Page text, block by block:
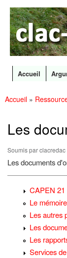
CLAC
Info
Les
grands
canaux
en
Menu principal
Accueil
Accueil »
Les
Soumis parclacredac
Les documents
CAPEN
Le
Les autres
Les
Les
Services